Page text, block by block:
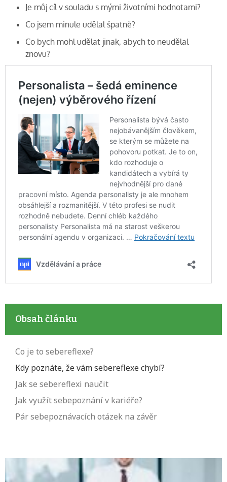
Je můj cíl v souladu s mými životními hodnotami?
Co jsem minule udělal špatně?
Co bych mohl udělat jinak, abych to neudělal
znovu?
Obsah článku
Co je to sebereflexe?
Kdy poznáte, že vám sebereflexe chybí?
Jak se sebereflexi naučit
Jak využít sebepoznání v kariéře?
Pár sebepoznávacích otázek na závěr